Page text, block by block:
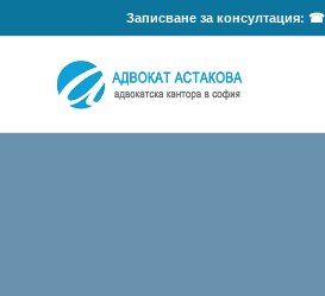
Записване за консултация: ☎